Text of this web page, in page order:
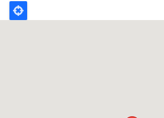
Poligono
GEO